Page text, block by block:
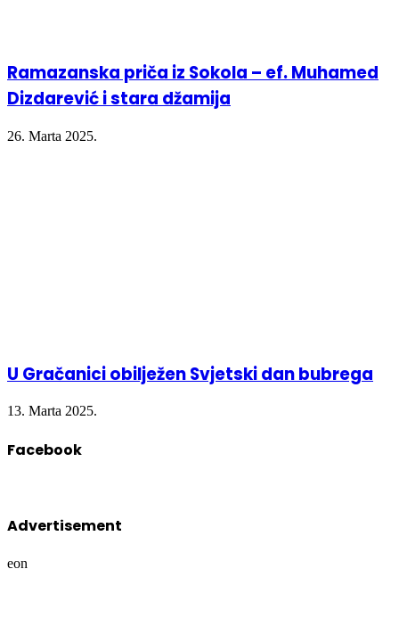
Ramazanska priča iz Sokola – ef. Muhamed
Dizdarević i stara džamija
26. Marta 2025.
U Gračanici obilježen Svjetski dan bubrega
13. Marta 2025.
Facebook
Advertisement
eon